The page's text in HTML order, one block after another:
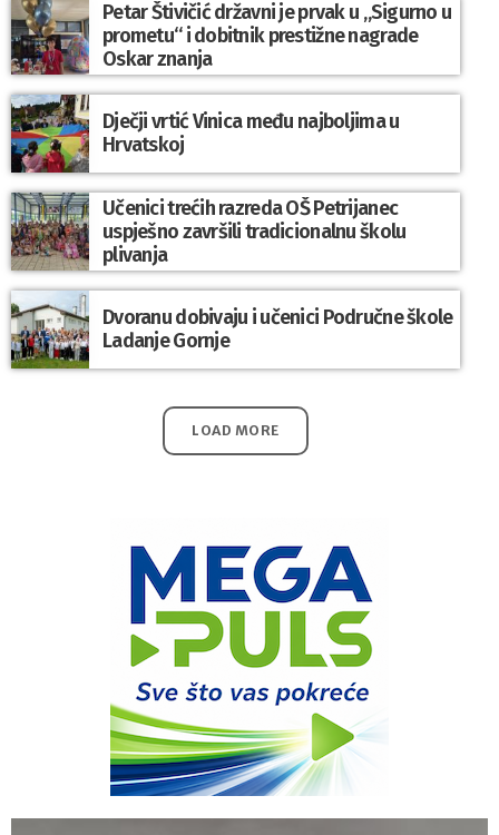
Petar Štivičić državni je prvak u „Sigurno u
prometu“ i dobitnik prestižne nagrade
Oskar znanja
Dječji vrtić Vinica među najboljima u
Hrvatskoj
Učenici trećih razreda OŠ Petrijanec
uspješno završili tradicionalnu školu
plivanja
Dvoranu dobivaju i učenici Područne škole
Ladanje Gornje
LOAD MORE